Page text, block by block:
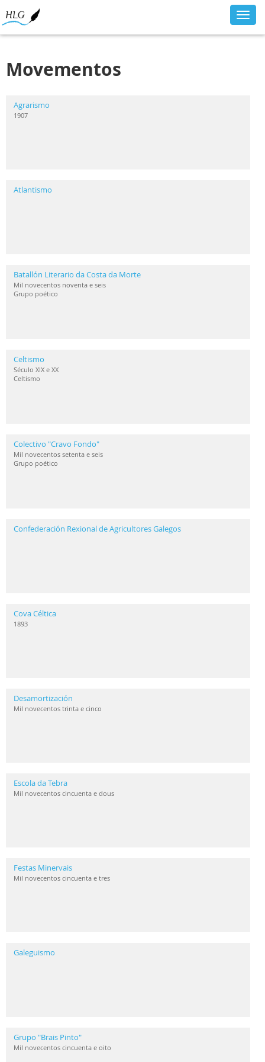
Movementos
Agrarismo
1907
Atlantismo
Batallón Literario da Costa da Morte
Mil novecentos noventa e seis
Grupo poético
Celtismo
Século XIX e XX
Celtismo
Colectivo "Cravo Fondo"
Mil novecentos setenta e seis
Grupo poético
Confederación Rexional de Agricultores Galegos
Cova Céltica
1893
Desamortización
Mil novecentos trinta e cinco
Escola da Tebra
Mil novecentos cincuenta e dous
Festas Minervais
Mil novecentos cincuenta e tres
Galeguismo
Grupo "Brais Pinto"
Mil novecentos cincuenta e oito